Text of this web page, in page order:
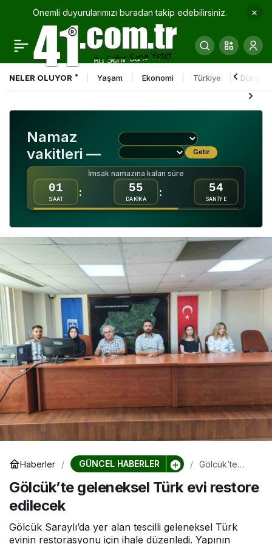
Önemli duyurularımızı buradan takip edebilirsiniz.
NELER OLUYOR Yaşam Ekonomi Türkiye Dünya
Namaz
vakitleri —
Getir
İmsak namazına kalan süre
01
SAAT
: 55
DAKİKA
: 52
SANİYE
Haberler GÜNCEL HABERLER
Gölcük’te
Türk evi
restore
Gölcük’te geleneksel Türk evi restore
edilecek
Gölcük Saraylı’da yer alan tescilli geleneksel Türk
evinin restorasyonu için ihale düzenledi. Yapının
Tekne faciası son anda
önlendi: 3 kişiyi
boğulmaktan sahil
0 Paylaş